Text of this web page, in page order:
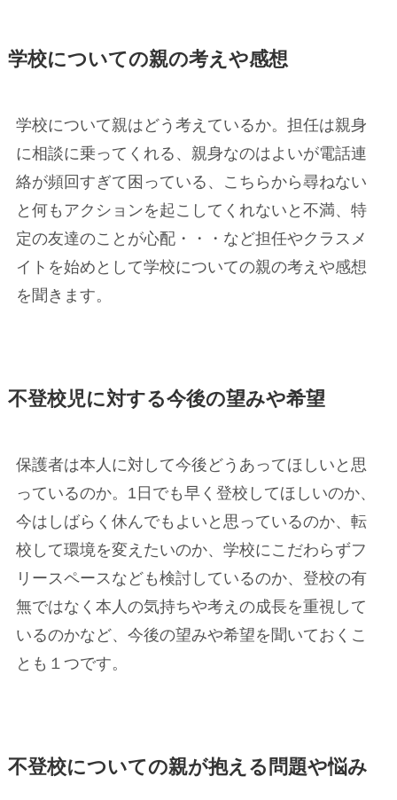
学校についての親の考えや感想
学校について親はどう考えているか。担任は親身
に相談に乗ってくれる、親身なのはよいが電話連
絡が頻回すぎて困っている、こちらから尋ねない
と何もアクションを起こしてくれないと不満、特
定の友達のことが心配・・・など担任やクラスメ
イトを始めとして学校についての親の考えや感想
を聞きます。
不登校児に対する今後の望みや希望
保護者は本人に対して今後どうあってほしいと思
っているのか。1日でも早く登校してほしいのか、
今はしばらく休んでもよいと思っているのか、転
校して環境を変えたいのか、学校にこだわらずフ
リースペースなども検討しているのか、登校の有
無ではなく本人の気持ちや考えの成長を重視して
いるのかなど、今後の望みや希望を聞いておくこ
とも１つです。
不登校についての親が抱える問題や悩み